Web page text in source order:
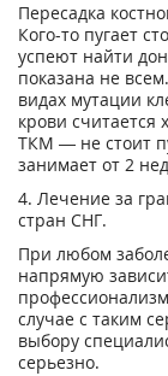
Пересадка
Кого-то пугает
успеют найти
показана не
видах мутации
крови
ТКМ — не стоит
занимает от 2
4. Лечение за
стран СНГ.
При любом
напрямую
случае с таким
выбору
серьезно.